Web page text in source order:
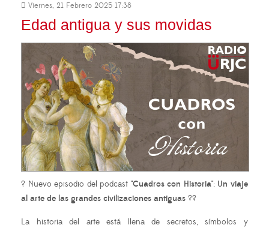
Viernes, 21 Febrero 2025 17:38
Edad antigua y sus movidas
? Nuevo episodio del podcast "Cuadros con Historia": Un viaje
al arte de las grandes civilizaciones antiguas ??
La historia del arte está llena de secretos, símbolos y